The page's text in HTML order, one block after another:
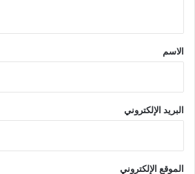
*
الاسم
البريد الإلكتروني
الموقع الإلكتروني